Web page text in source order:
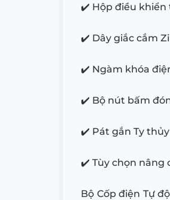
✔️ Hộp điều khiển
✔️ Dây giắc cắm
✔️ Ngàm khóa
✔️ Bộ nút bấm
✔️ Pát gắn Ty
✔️ Tùy chọn nâng
Bộ Cốp điện Tự